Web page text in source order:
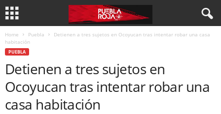
Home Puebla
Detienen a tres sujetos en Ocoyucan tras intentar robar una casa
habitación
PUEBLA
Detienen a tres sujetos en
Ocoyucan tras intentar robar una
casa habitación